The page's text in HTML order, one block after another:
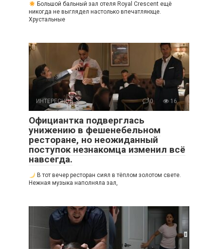
Большой бальный зал отеля Royal Crescent ещё
никогда не выглядел настолько впечатляюще.
Хрустальные
ИНТЕРЕСНОЕ 0 16
Официантка подверглась
унижению в фешенебельном
ресторане, но неожиданный
поступок незнакомца изменил всё
навсегда.
В тот вечер ресторан сиял в тёплом золотом свете.
Нежная музыка наполняла зал,